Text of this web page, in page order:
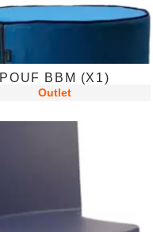
POUF BBM (X1)
Outlet